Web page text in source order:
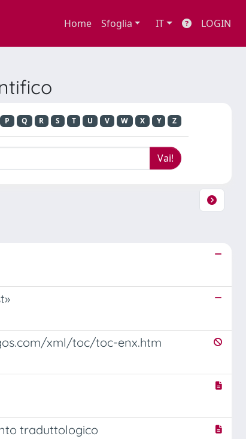
Home Sfoglia IT LOGIN
P Q R S T U V W X Y Z
xml/toc/toc-enx.htm
traduttologico